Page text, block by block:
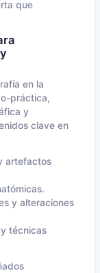
que
en la
práctica,
y
clave en
artefactos
y alteraciones
técnicas